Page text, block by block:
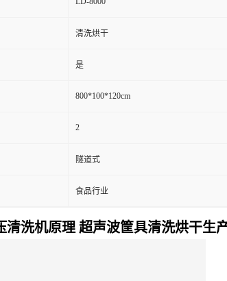
清洗烘干
是
800*100*120cm
2
隧道式
食品行业
洗机原理 超声波筐具清洗烘干生